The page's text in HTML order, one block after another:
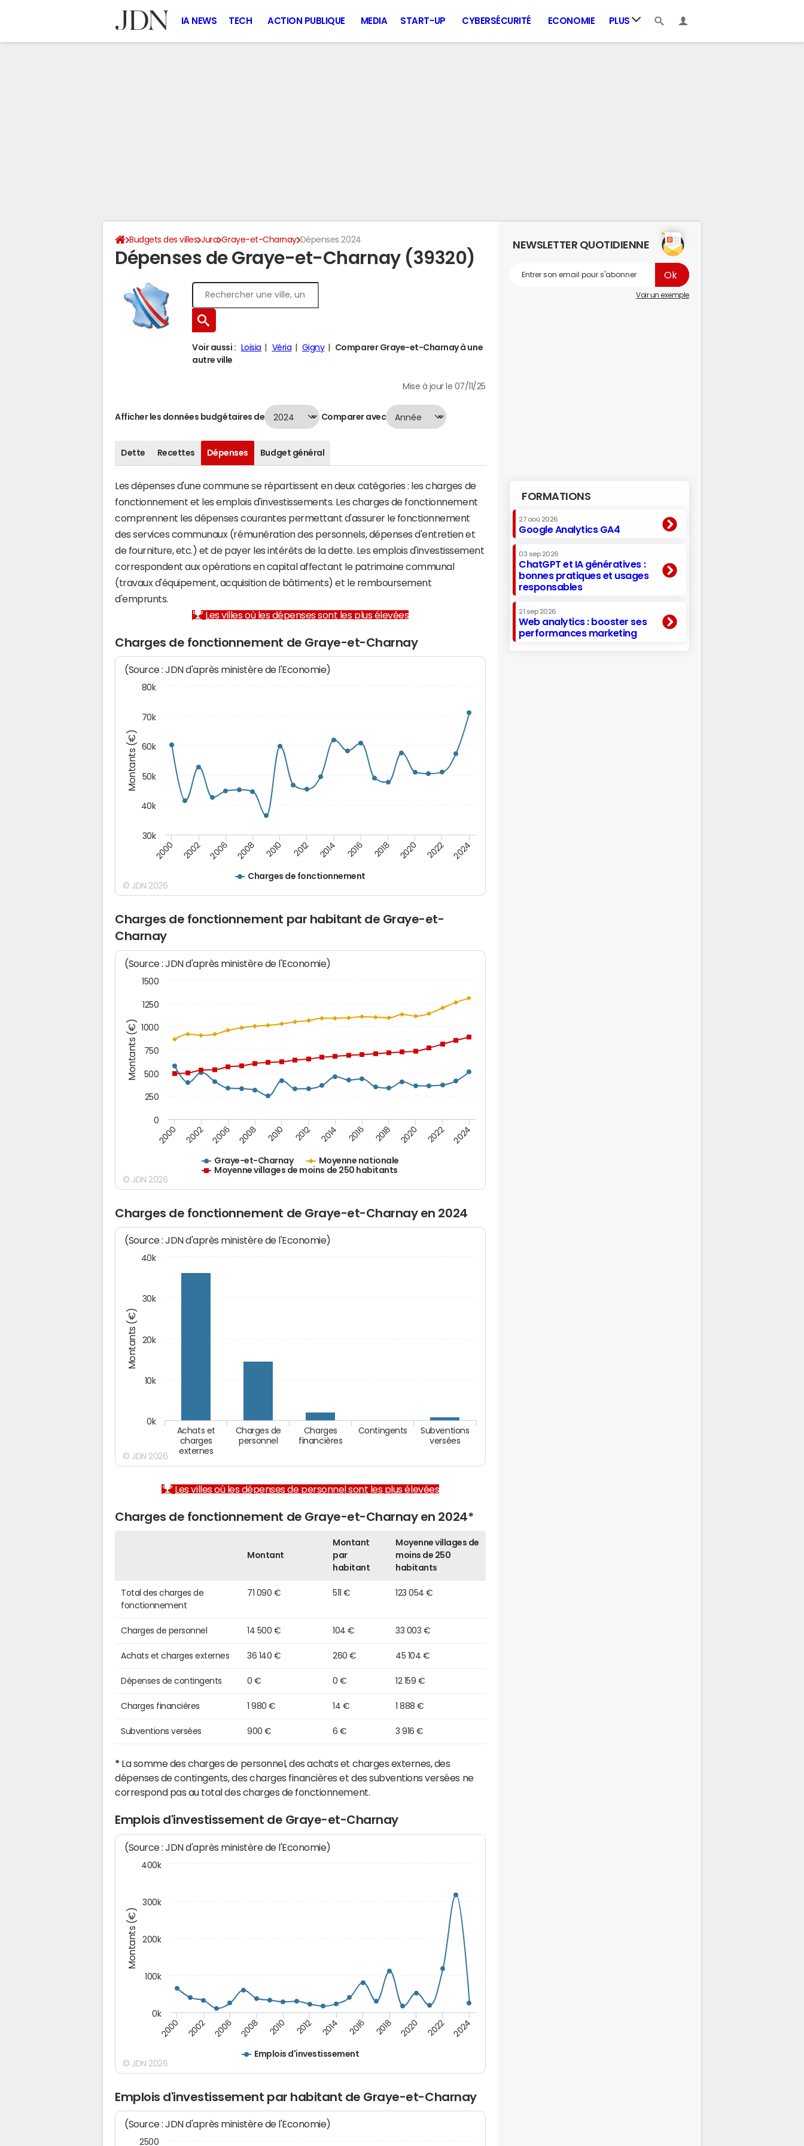
IA NEWS TECH ACTION PUBLIQUE MEDIA START-UP CYBERSÉCURITÉ ECONOMIE PLUS
Budgets des villes Jura Graye-et-Charnay Dépenses 2024
Dépenses de Graye-et-Charnay (39320)
Voir aussi : Loisia Véria Gigny
Comparer Graye-et-Charnay à une
autre ville
Mise à jour le 07/11/25
Afficher les données budgétaires de Comparer avec
Dette Recettes Dépenses Budget général
Les dépenses d'une commune se répartissent en deux catégories : les charges de
fonctionnement et les emplois d'investissements. Les charges de fonctionnement
comprennent les dépenses courantes permettant d'assurer le fonctionnement
des services communaux (rémunération des personnels, dépenses d'entretien et
de fourniture, etc.) et de payer les intérêts de la dette. Les emplois d'investissement
correspondent aux opérations en capital affectant le patrimoine communal
(travaux d'équipement, acquisition de bâtiments) et le remboursement
d'emprunts.
Les villes où les dépenses sont les plus élevées
Charges de fonctionnement de Graye-et-Charnay
Montants (€)
(Source : JDN d'après ministère de l'Economie)
Charges de fonctionnement
2000 2002 2006 2008 2010 2012 2014 2016 2018 2020 2022 2024
30k
40k
50k
60k
70k
80k
© JDN 2026
Charges de fonctionnement par habitant de Graye-et-
Charnay
Montants (€)
(Source : JDN d'après ministère de l'Economie)
Graye-et-Charnay
Moyenne nationale
Moyenne villages de moins de 250 habitants
2000 2002 2006 2008 2010 2012 2014 2016 2018 2020 2022 2024
0
250
500
750
1000
1250
1500
© JDN 2026
Charges de fonctionnement de Graye-et-Charnay en 2024
Montants (€)
(Source : JDN d'après ministère de l'Economie)
Achats et
charges
externes
Charges de
personnel
Charges
financières
Contingents
Subventions
versées
0k
10k
20k
30k
40k
© JDN 2026
Les villes où les dépenses de personnel sont les plus élevées
Charges de fonctionnement de Graye-et-Charnay en 2024*
Montant
Montant
par
habitant
Moyenne villages de
moins de 250
habitants
Total des charges de
fonctionnement
71 090 € 511 € 123 054 €
Charges de personnel 14 500 € 104 € 33 003 €
Achats et charges externes 36 140 € 260 € 45 104 €
Dépenses de contingents 0 € 0 € 12 159 €
Charges financières 1 980 € 14 € 1 888 €
Subventions versées 900 € 6 € 3 916 €
* La somme des charges de personnel, des achats et charges externes, des
dépenses de contingents, des charges financières et des subventions versées ne
correspond pas au total des charges de fonctionnement.
Emplois d'investissement de Graye-et-Charnay
Montants (€)
(Source : JDN d'après ministère de l'Economie)
Emplois d'investissement
2000 2002 2006 2008 2010 2012 2014 2016 2018 2020 2022 2024
0k
100k
200k
300k
400k
© JDN 2026
Emplois d'investissement par habitant de Graye-et-Charnay
(Source : JDN d'après ministère de l'Economie)
2500
NEWSLETTER QUOTIDIENNE
Voir un exemple
FORMATIONS
27 aoû 2026
Google Analytics GA4
03 sep 2026
ChatGPT et IA génératives :
bonnes pratiques et usages
responsables
21 sep 2026
Web analytics : booster ses
performances marketing